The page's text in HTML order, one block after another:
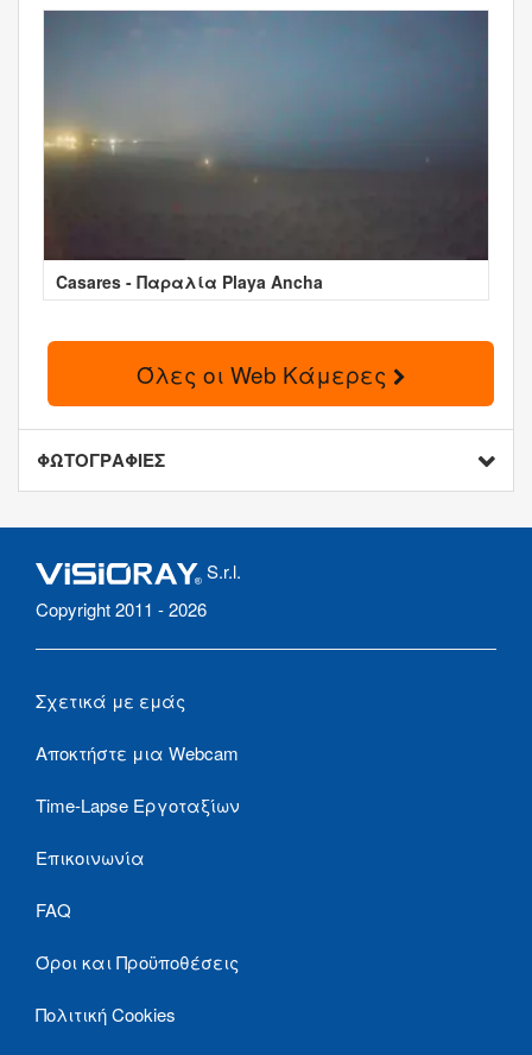
Casares - Παραλία Playa Ancha
Όλες οι Web Κάμερες
ΦΩΤΟΓΡΑΦΙΕΣ
S.r.l.
Copyright 2011 - 2026
Σχετικά με εμάς
Αποκτήστε μια Webcam
Time-Lapse Εργοταξίων
Επικοινωνία
FAQ
Όροι και Προϋποθέσεις
Πολιτική Cookies